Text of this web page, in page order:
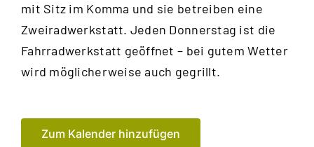
mit Sitz im Komma und sie betreiben eine
Zweiradwerkstatt. Jeden Donnerstag ist die
Fahrradwerkstatt geöffnet – bei gutem Wetter
wird möglicherweise auch gegrillt.
Zum Kalender hinzufügen